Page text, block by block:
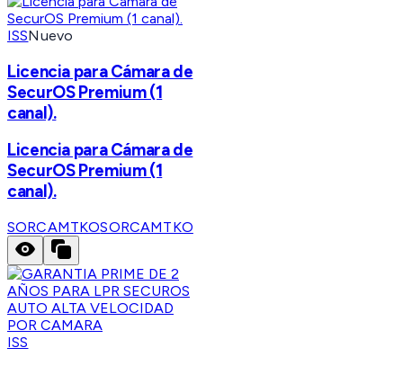
ISSNuevo
Licencia para Cámara de
SecurOS Premium (1
canal).
Licencia para Cámara de
SecurOS Premium (1
canal).
SORCAMTKOSORCAMTKO
ISS